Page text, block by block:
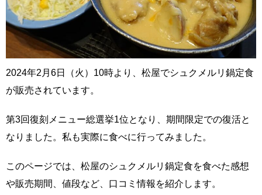
2024年2月6日（火）10時より、松屋でシュクメルリ鍋定食
が販売されています。
第3回復刻メニュー総選挙1位となり、期間限定での復活と
なりました。私も実際に食べに行ってみました。
このページでは、松屋のシュクメルリ鍋定食を食べた感想
や販売期間、値段など、口コミ情報を紹介します。